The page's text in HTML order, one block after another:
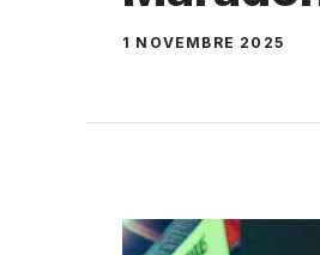
1 NOVEMBRE 2025